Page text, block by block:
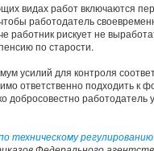
видах работ включаются
работодатель
работник рискует не
по старости.
усилий для контроля
ответственно подходить к
добросовестно
техническому